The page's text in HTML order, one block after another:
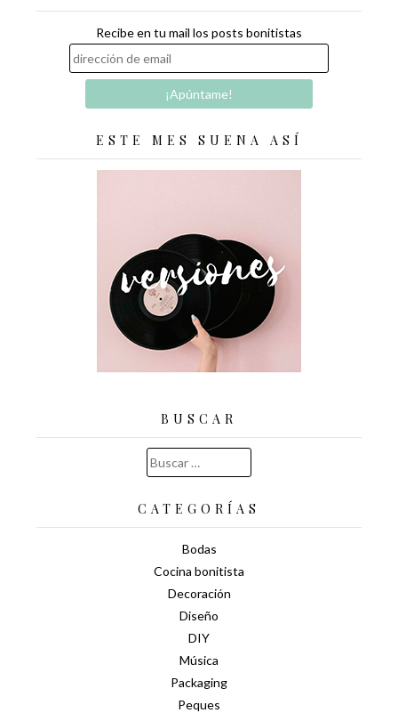
Recibe en tu mail los posts bonitistas
ESTE MES SUENA ASÍ
BUSCAR
Buscar:
CATEGORÍAS
Bodas
Cocina bonitista
Decoración
Diseño
DIY
Música
Packaging
Peques